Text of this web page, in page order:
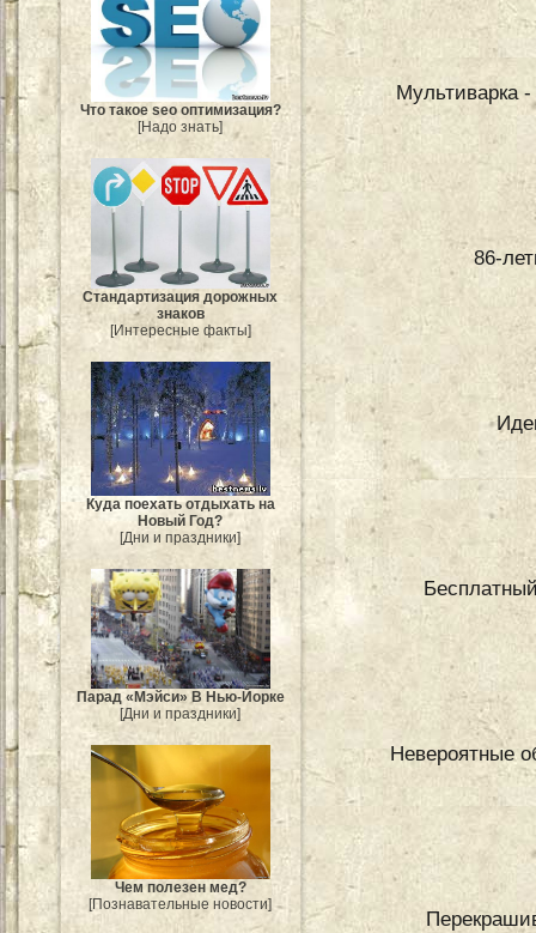
Что такое seo оптимизация?
[Надо знать]
Стандартизация дорожных
знаков
[Интересные факты]
Куда поехать отдыхать на
Новый Год?
[Дни и праздники]
Парад «Мэйси» В Нью-Йорке
[Дни и праздники]
Чем полезен мед?
[Познавательные новости]
Мультиварка
86-
Невероятные